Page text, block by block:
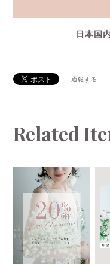
日本国
通報する
Related